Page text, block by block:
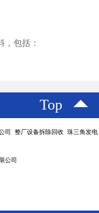
包括：
Top
司 整厂设备拆除回收 珠三角发电
公司